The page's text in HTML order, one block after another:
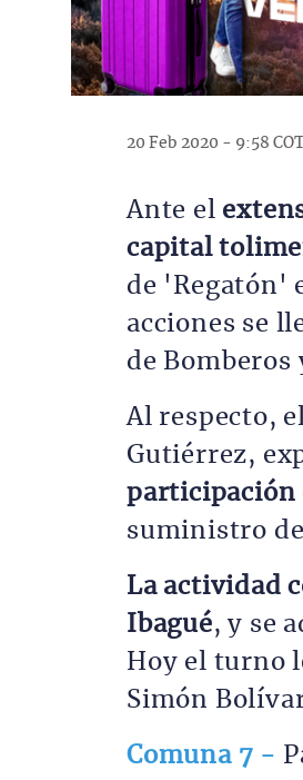
20 Feb 2020 - 9:58
Ante el
capital
de 'Regatón'
acciones se
de Bomberos
Al respecto,
Gutiérrez,
participación
suministro de
La actividad
Ibagué, y se
Hoy el turno
Simón
Comuna 7 -